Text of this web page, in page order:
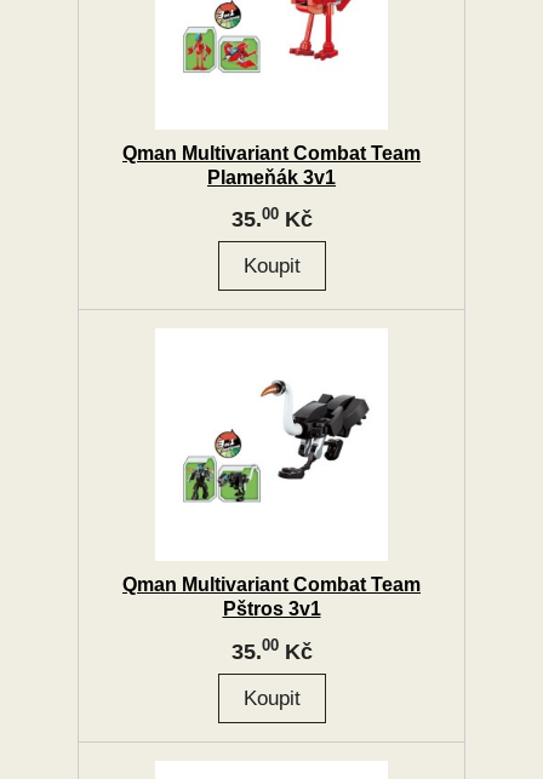
Qman Multivariant Combat Team
Plameňák 3v1
35.00Kč
Qman Multivariant Combat Team
Pštros 3v1
35.00Kč